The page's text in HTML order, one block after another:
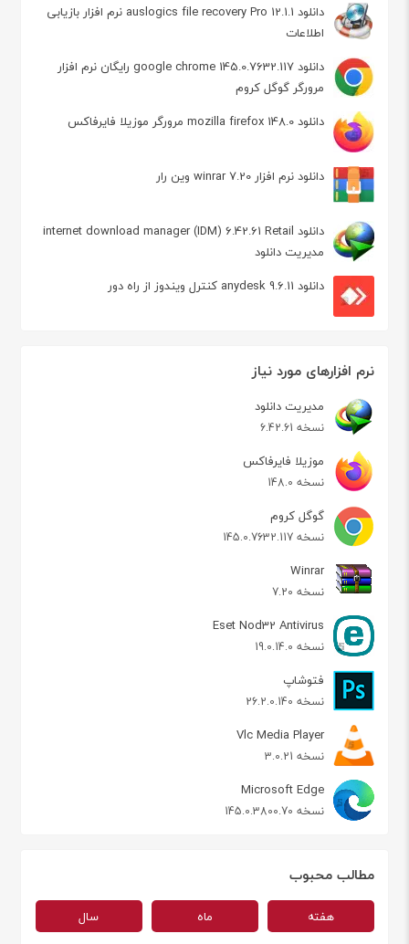
دانلود auslogics file recovery Pro 12.1.1 نرم افزار بازیابی
اطلاعات
دانلود google chrome 145.0.7632.117 رایگان نرم افزار
مرورگر گوگل کروم
دانلود mozilla firefox 148.0 مرورگر موزیلا فایرفاکس
دانلود نرم افزار winrar 7.20 وین رار
دانلود internet download manager (IDM) 6.42.61 Retail
مدیریت دانلود
دانلود anydesk 9.6.11 کنترل ویندوز از راه دور
نرم افزارهای مورد نیاز
مدیریت دانلود
نسخه 6.42.61
موزیلا فایرفاکس
نسخه 148.0
گوگل کروم
نسخه 145.0.7632.117
Winrar
نسخه 7.20
Eset Nod32 Antivirus
نسخه 19.0.14.0
فتوشاپ
نسخه 26.2.0.140
Vlc Media Player
نسخه 3.0.21
Microsoft Edge
نسخه 145.0.3800.70
مطالب محبوب
هفته ماه سال